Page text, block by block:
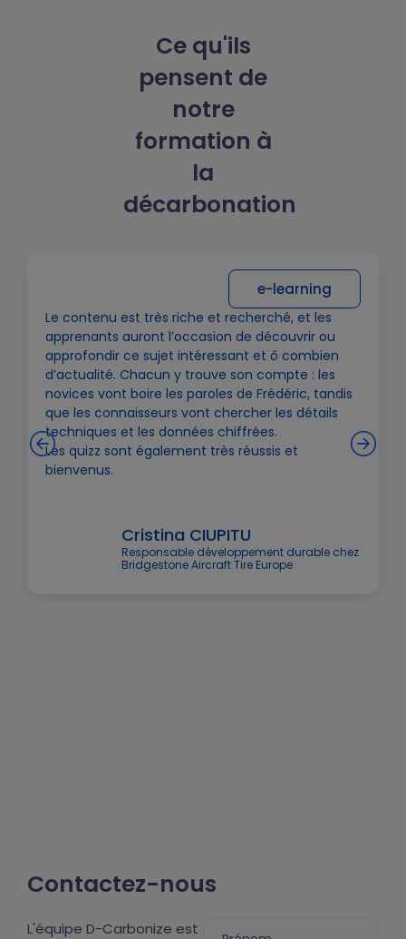
Ce qu'ils
pensent de
notre
formation à
la
décarbonation
e-learning
Le contenu est très riche et recherché, et les
apprenants auront l’occasion de découvrir ou
approfondir ce sujet intéressant et ô combien
d’actualité. Chacun y trouve son compte : les
novices vont boire les paroles de Frédéric, tandis
que les connaisseurs vont chercher les détails
techniques et les données chiffrées.
Les quizz sont également très réussis et
bienvenus.
Cristina CIUPITU
Responsable développement durable chez
Bridgestone Aircraft Tire Europe
Contactez-nous
L'équipe D-Carbonize est